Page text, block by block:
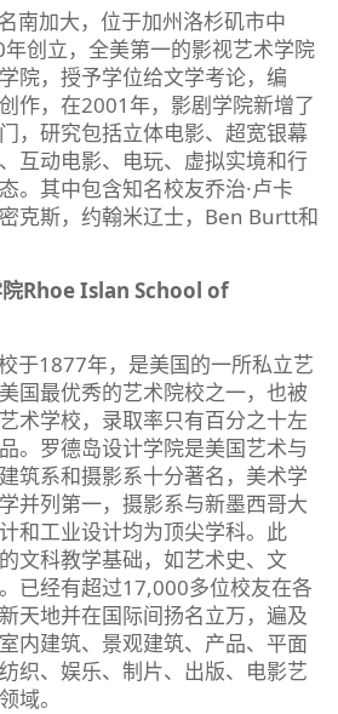
南加大，位于加州洛杉矶市中
创立，全美第一的影视艺术学院
院，授予学位给文学考论，编
作，在2001年，影剧学院新增了
，研究包括立体电影、超宽银幕
互动电影、电玩、虚拟实境和行
。其中包含知名校友乔治·卢卡
克斯，约翰米辽士，Ben Burtt和
院Rhoe Islan School of
于1877年，是美国的一所私立艺
国最优秀的艺术院校之一，也被
术学校，录取率只有百分之十左
。罗德岛设计学院是美国艺术与
筑系和摄影系十分著名，美术学
并列第一，摄影系与新墨西哥大
和工业设计均为顶尖学科。此
文科教学基础，如艺术史、文
已经有超过17,000多位校友在各
天地并在国际间扬名立万，遍及
内建筑、景观建筑、产品、平面
织、娱乐、制片、出版、电影艺
域。